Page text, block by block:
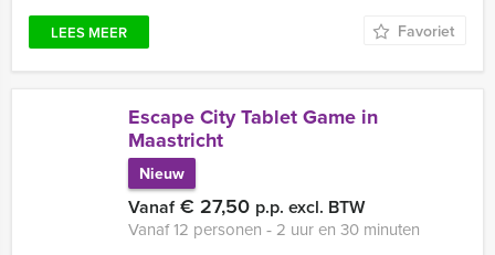
LEES MEER Favoriet
Escape City Tablet Game in
Maastricht
Nieuw
Vanaf€ 27,50 p.p. excl. BTW
Vanaf 12 personen ‐ 2 uur en 30 minuten